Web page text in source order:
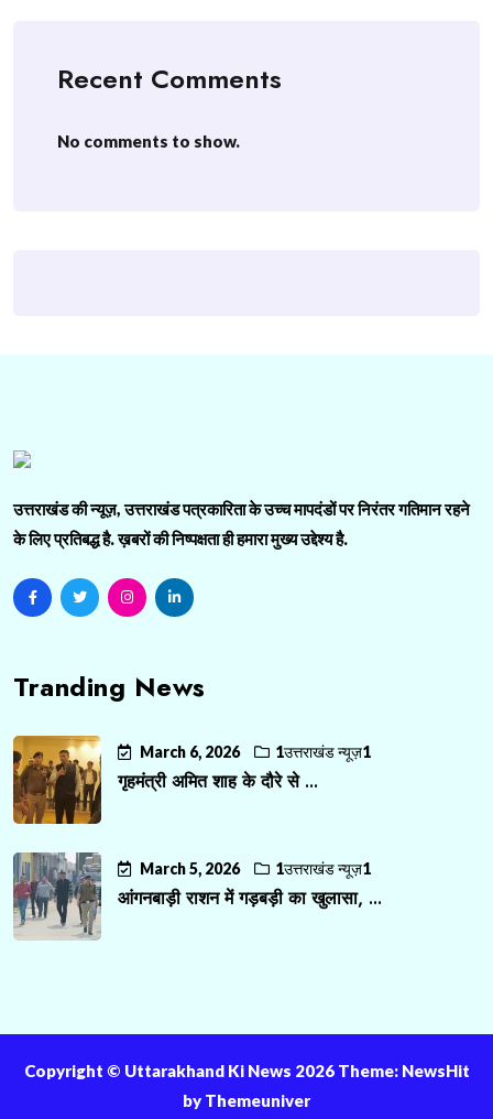
Recent Comments
No comments to show.
उत्तराखंड की न्यूज़, उत्तराखंड पत्रकारिता के उच्च मापदंडों पर निरंतर गतिमान रहने
के लिए प्रतिबद्ध है. ख़बरों की निष्पक्षता ही हमारा मुख्य उद्देश्य है.
Tranding News
March 6, 2026 1उत्तराखंड न्यूज़1
गृहमंत्री अमित शाह के दौरे से ...
March 5, 2026 1उत्तराखंड न्यूज़1
आंगनबाड़ी राशन में गड़बड़ी का खुलासा, ...
Copyright ©️ Uttarakhand Ki News 2026 Theme: NewsHit
by Themeuniver